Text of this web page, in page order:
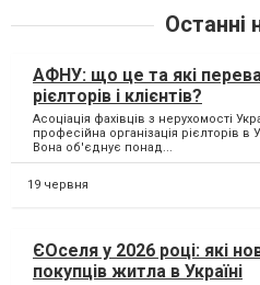
Останні
АФНУ: що це та які
рієлторів і клієнтів?
Асоціація фахівців з нерухомості
професійна організація рієлторів в
Вона об'єднує понад...
19 червня
ЄОселя у 2026 році: які
покупців житла в Україні